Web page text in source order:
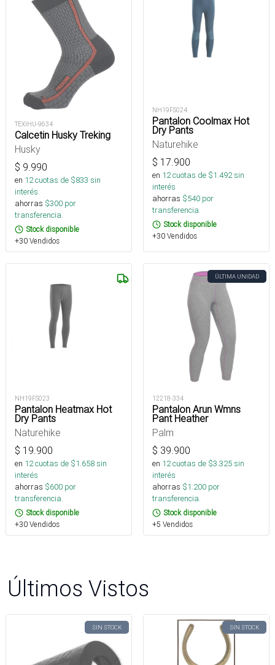
TEXIHU-9634
Calcetin Husky Treking
Husky
$ 9.990
en 12cuotas de $833 sin
interés
ahorras $300 por
transferencia.
Stock disponible
+30 Vendidos
NH19FS024
Pantalon Coolmax Hot
Dry Pants
Naturehike
$ 17.900
en 12cuotas de $1.492sin
interés
ahorras $540 por
transferencia.
Stock disponible
+30 Vendidos
NH19FS023
Pantalon Heatmax Hot
Dry Pants
Naturehike
$ 19.900
en 12cuotas de $1.658sin
interés
ahorras $600 por
transferencia.
Stock disponible
+30 Vendidos
ÚLTIMA UNIDAD
12218-334
Pantalon Arun Wmns
Pant Heather
Palm
$ 39.900
en 12cuotas de $3.325sin
interés
ahorras $1.200 por
transferencia.
Stock disponible
+5 Vendidos
Últimos Vistos
SIN STOCK SIN STOCK